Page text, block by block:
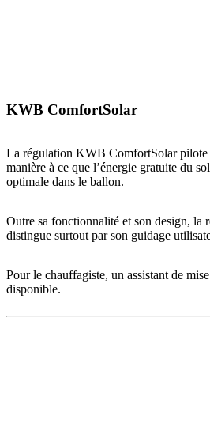
KWB ComfortSolar
La régulation KWB ComfortSolar pilote
manière à ce que l’énergie gratuite du
optimale dans le ballon.
Outre sa fonctionnalité et son design, la
distingue surtout par son guidage
Pour le chauffagiste, un assistant de
disponible.